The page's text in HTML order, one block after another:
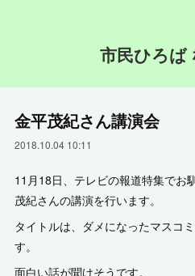
市民ひろば
金平茂紀さん講演会
2018.10.04 10:11
11月18日、テレビの報道特集でお
茂紀さんの講演を行います。
タイトルは、ダメになったマスコ
す。
面白い話が聞けそうです。